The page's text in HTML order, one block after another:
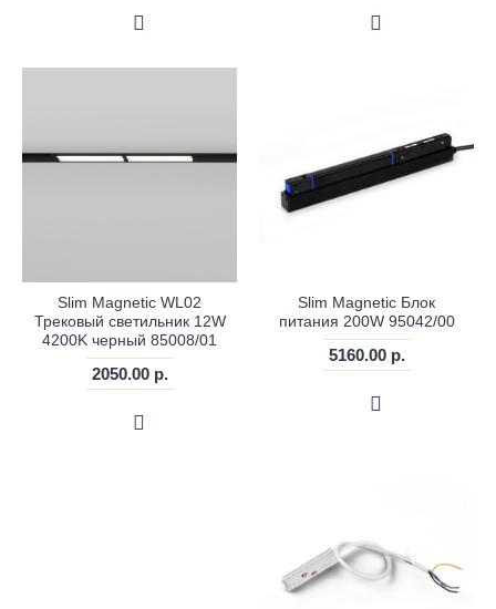
Slim Magnetic WL02
Трековый светильник 12W
4200K черный 85008/01
2050.00 р.
Slim Magnetic Блок
питания 200W 95042/00
5160.00 р.